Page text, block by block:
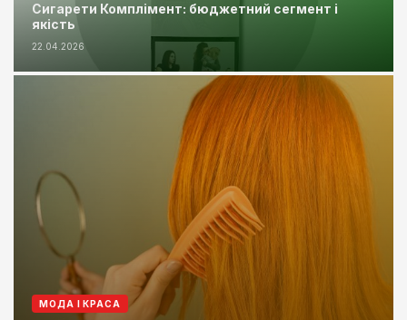
Сигарети Комплімент: бюджетний сегмент і
якість
22.04.2026
МОДА І КРАСА